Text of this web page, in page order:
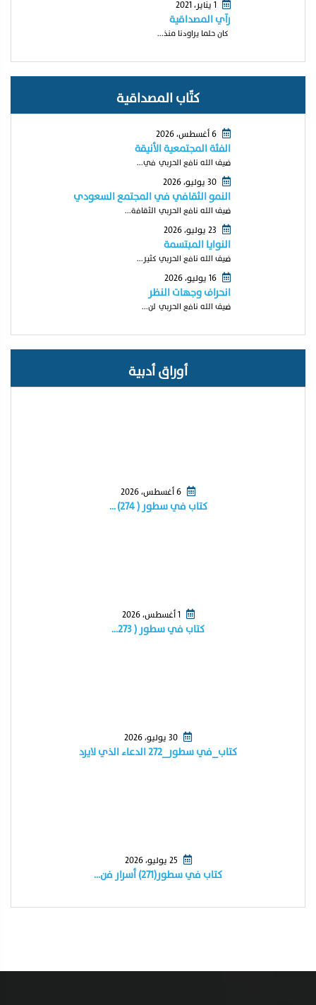
1 يناير، 2021
رآي المصداقية
كان حلما يراودنا منذ...
كتّاب المصداقية
6 أغسطس، 2026
الفئة المجتمعية الأنيقة
ضيف الله نافع الحربي في...
30 يوليو، 2026
النمو الثقافي في المجتمع السعودي
ضيف الله نافع الحربي الثقافة...
النوايا المبتسمة
ضيف الله نافع الحربي كثير...
16 يوليو، 2026
انحراف وجهات النظر
ضيف الله نافع الحربي لن...
أوراق أدبية
كتاب في سطور ( ٢٧٤) …
1 أغسطس، 2026
كتاب في سطور ( ٢٧٣…
كتاب_في سطور_٢٧٢ الدعاء الذي لايرد
كتاب في سطور(٢٧١) أسرار فن…